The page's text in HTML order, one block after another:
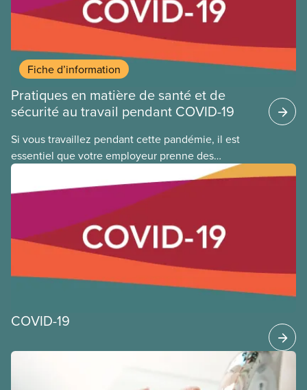
Fiche d’information
Pratiques en matière de santé et de
sécurité au travail pendant COVID-19
Si vous travaillez pendant cette pandémie, il est
essentiel que votre employeur prenne des
précautions supplémentaires en matière de santé
et de sécurité pour limiter votre exposition au virus
qui cause la COVID-19. Cela s’applique que vous
retourniez dans votre lieu de travail ou que vous ne
l’ayez jamais quitté. Vous trouverez ci-dessous des
orientations générales et de bonnes pratiques que
les membres du SCFP peuvent appliquer au travail
pendant cette pandémie de COVID-19.
COVID-19